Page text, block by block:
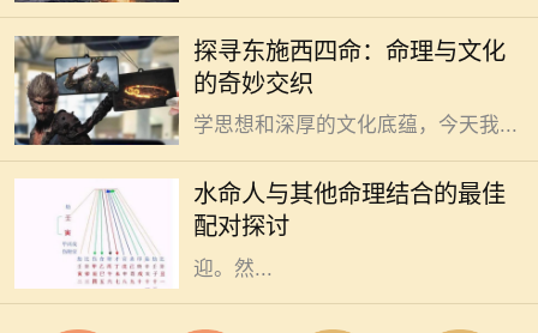
探寻东施西四命：命理与文化
的奇妙交织
在中国古老的命理文化中，“东施”和
“西四命”这两个概念常常引起人们的
好奇。这些术语背后蕴藏着丰富的哲
学思想和深厚的文化底蕴，今天我...
水命人与其他命理结合的最佳
配对探讨
水命的人在五行中象征着智慧与流
动，具有灵活应变的特性。他们通常
性情温和，富有同情心，善于倾听与
理解他人，因此在社交圈中颇受欢
迎。然...